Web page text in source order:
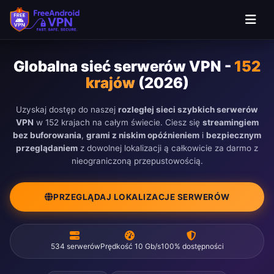
Globalna sieć serwerów VPN - 152
krajów(2026)
Uzyskaj dostęp do naszej rozległej sieci szybkich serwerów
VPN w 152 krajach na całym świecie. Ciesz się streamingiem
bez buforowania, grami z niskim opóźnieniem i bezpiecznym
przeglądaniem z dowolnej lokalizacji ą całkowicie za darmo z
nieograniczoną przepustowością.
PRZEGLĄDAJ LOKALIZACJE SERWERÓW
534 serwerówPrędkość 10 Gb/s100% dostępności